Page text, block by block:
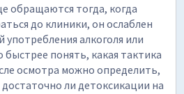
обращаются тогда, когда
до клиники, он ослаблен
употребления алкоголя или
понять, какая тактика
осмотра можно определить,
ли детоксикации на